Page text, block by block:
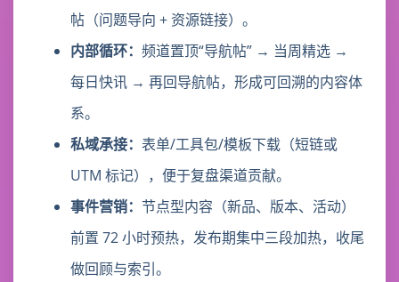
帖（问题导向 + 资源链接）。
内部循环： 频道置顶“导航帖” → 当周精选 →
每日快讯 → 再回导航帖，形成可回溯的内容体
系。
私域承接： 表单/工具包/模板下载（短链或
UTM 标记），便于复盘渠道贡献。
事件营销： 节点型内容（新品、版本、活动）
前置 72 小时预热，发布期集中三段加热，收尾
做回顾与索引。